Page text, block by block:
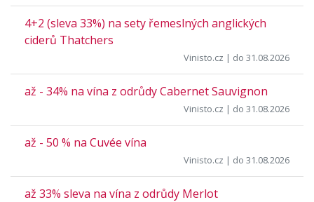
4+2 (sleva 33%) na sety řemeslných anglických
ciderů Thatchers
Vinisto.cz | do 31.08.2026
až - 34% na vína z odrůdy Cabernet Sauvignon
Vinisto.cz | do 31.08.2026
až - 50 % na Cuvée vína
Vinisto.cz | do 31.08.2026
až 33% sleva na vína z odrůdy Merlot